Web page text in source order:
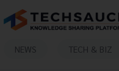
NEWS TECH & BIZ